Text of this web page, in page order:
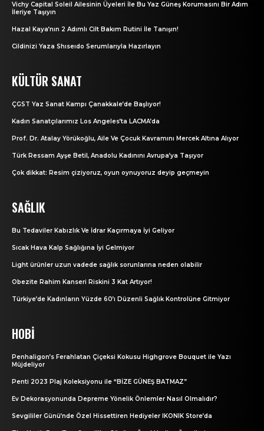
Vichy Capital Soleil Ailesinin Üyeleri İle Bu Yaz Güneş Korumasını Bir Adım
İleriye Taşıyın
Hazal Kaya’nın 2 Adımlı Cilt Bakım Rutini İle Tanışın!
Cildinizi Yaza Shıseıdo Serumlarıyla Hazırlayın
KÜLTÜR SANAT
ÇGST Yaz Sanat Kampı Çanakkale’de Başlıyor!
Kadın Sanatçılarımız Los Angeles’ta LACMA’da
Prof. Dr. Atalay Yörükoğlu, Aile Ve Çocuk Kavramını Mercek Altına Alıyor
Türk Ressam Ayşe Betil, Anadolu Kadınını Avrupa’ya Taşıyor
Çok dikkat: Resim çiziyoruz, oyun oynuyoruz deyip geçmeyin
SAĞLIK
Bu Tedaviler Kabızlık Ve İdrar Kaçırmaya İyi Geliyor
Sıcak Hava Kalp Sağlığına İyi Gelmiyor
Light ürünler uzun vadede sağlık sorunlarına neden olabilir
Obezite Rahim Kanseri Riskini 3 Kat Artıyor!
Türkiye’de Kadınların Yüzde 60’ı Düzenli Sağlık Kontrolüne Gitmiyor
HOBI
Penhaligon’s Ferahlatan Çiçeksi Kokusu Highgrove Bouquet ile Yazı
Müjdeliyor
Penti 2023 Plaj Koleksiyonu ile “BİZE GÜNEŞ BATMAZ”
Ev Dekorasyonunda Depreme Yönelik Önlemler Nasıl Olmalıdır?
Sevgililer Günü’nde Özel Hissettiren Hediyeler IKONIK Store’da